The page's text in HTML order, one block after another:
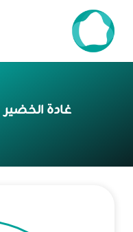
غادة الخضير